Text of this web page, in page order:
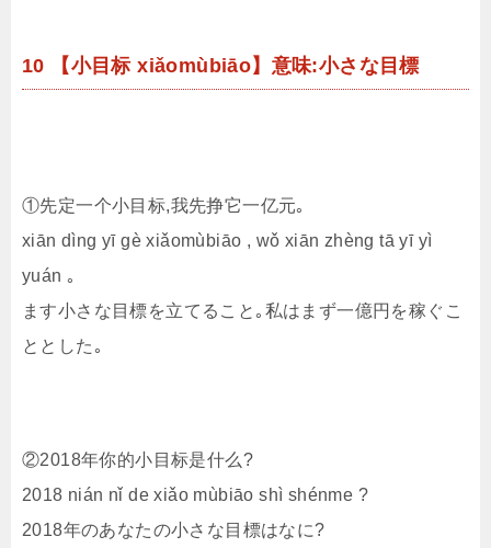
10 【小目标 xiǎomùbiāo】意味:小さな目標
①先定一个小目标,我先挣它一亿元｡
xiān dìng yī gè xiǎomùbiāo , wǒ xiān zhèng tā yī yì
yuán ｡
ます小さな目標を立てること｡私はまず一億円を稼ぐこ
ととした｡
②2018年你的小目标是什么?
2018 nián nǐ de xiǎo mùbiāo shì shénme ?
2018年のあなたの小さな目標はなに?